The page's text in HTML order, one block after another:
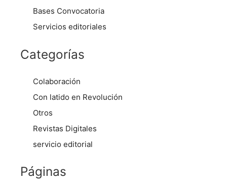
Bases Convocatoria
Servicios editoriales
Categorías
Colaboración
Con latido en Revolución
Otros
Revistas Digitales
servicio editorial
Páginas